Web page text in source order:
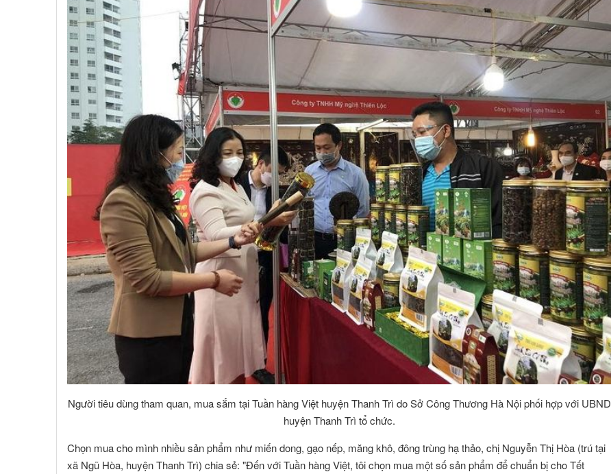
Người tiêu dùng tham quan, mua sắm tại Tuần hàng Việt huyện Thanh Trì do Sở Công Thương Hà Nội phối hợp với UBND
huyện Thanh Trì tổ chức.
Chọn mua cho mình nhiều sản phẩm như miến dong, gạo nếp, măng khô, đông trùng hạ thảo, chị Nguyễn Thị Hòa (trú tại
xã Ngũ Hòa, huyện Thanh Trì) chia sẻ: "Đến với Tuần hàng Việt, tôi chọn mua một số sản phẩm để chuẩn bị cho Tết